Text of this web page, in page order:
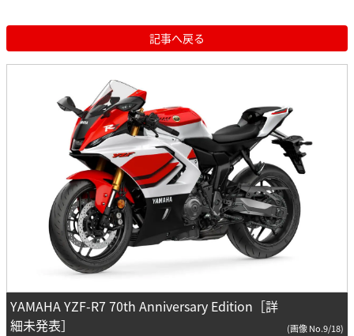
記事へ戻る
YAMAHA YZF-R7 70th Anniversary Edition［詳
細未発表］
(画像 No.9/18)